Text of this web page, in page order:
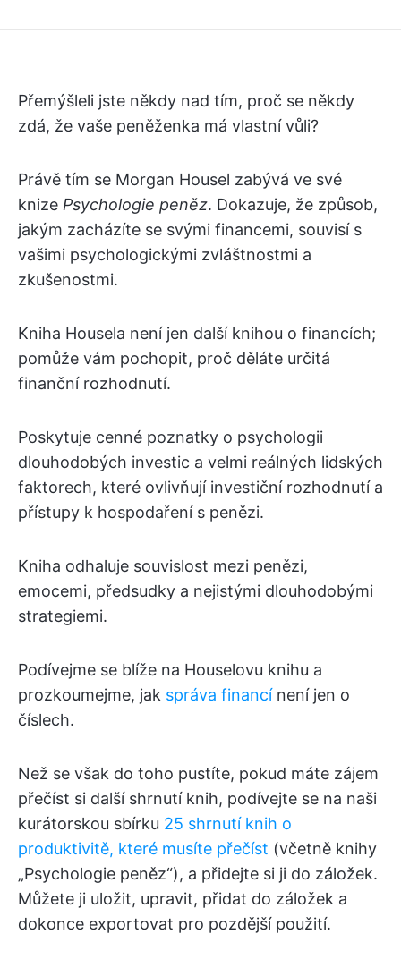
Přemýšleli jste někdy nad tím, proč se někdy
zdá, že vaše peněženka má vlastní vůli?
Právě tím se Morgan Housel zabývá ve své
knize Psychologie peněz. Dokazuje, že způsob,
jakým zacházíte se svými financemi, souvisí s
vašimi psychologickými zvláštnostmi a
zkušenostmi.
Kniha Housela není jen další knihou o financích;
pomůže vám pochopit, proč děláte určitá
finanční rozhodnutí.
Poskytuje cenné poznatky o psychologii
dlouhodobých investic a velmi reálných lidských
faktorech, které ovlivňují investiční rozhodnutí a
přístupy k hospodaření s penězi.
Kniha odhaluje souvislost mezi penězi,
emocemi, předsudky a nejistými dlouhodobými
strategiemi.
Podívejme se blíže na Houselovu knihu a
prozkoumejme, jak správa financínení jen o
číslech.
Než se však do toho pustíte, pokud máte zájem
přečíst si další shrnutí knih, podívejte se na naši
kurátorskou sbírku 25 shrnutí knih o
produktivitě, které musíte přečíst (včetně knihy
„Psychologie peněz“), a přidejte si ji do záložek.
Můžete ji uložit, upravit, přidat do záložek a
dokonce exportovat pro pozdější použití.